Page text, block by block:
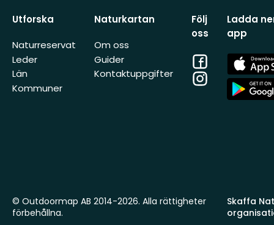
Utforska
Naturreservat
Leder
Län
Kommuner
Naturkartan
Om oss
Guider
Kontaktuppgifter
Följ
oss
Facebook
Instagram
Ladda
app
App
Store
App
Store
Skaffa
© Outdoormap AB 2014-2026. Alla rättigheter
förbehållna.